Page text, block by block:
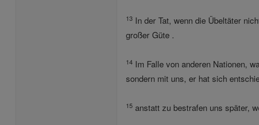
13 In der Tat, wenn die Übeltäter
großer Güte .
14 Im Falle von anderen Nationen,
sondern mit uns, er hat sich
15 anstatt zu bestrafen uns später,